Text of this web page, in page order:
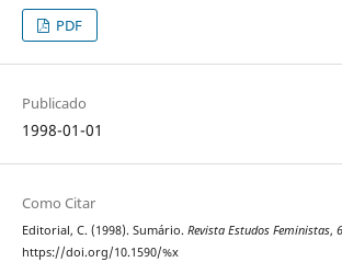
PDF
Publicado
1998-01-01
Como Citar
Editorial, C. (1998). Sumário. Revista Estudos Feministas, 6
https://doi.org/10.1590/%x